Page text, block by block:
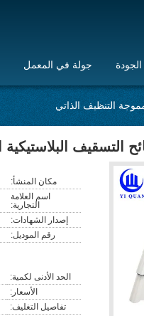
جولة في المعمل
مكان المنشأ:
اسم العلامة
التجارية:
إصدار الشهادات:
رقم الموديل:
الحد الأدنى لكمية:
الأسعار:
تفاصيل التغليف: